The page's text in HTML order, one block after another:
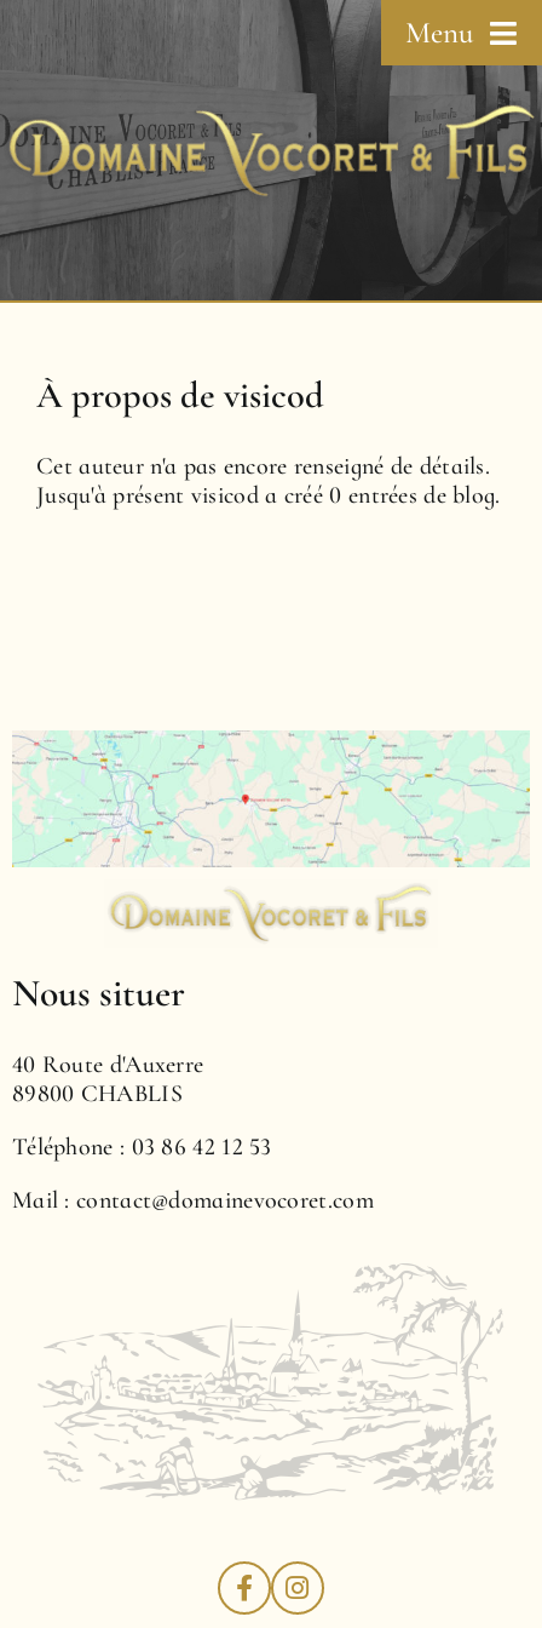
Passer
contenu
Menu
Accueil
Le domaine
La vigne
Contact
À propos devisicod
Cet auteur n'a pas encore renseigné de détails.
Jusqu'à présent visicod a créé 0 entrées de blog.
Nous situer
40 Route d'Auxerre
89800 CHABLIS
Téléphone : 03 86 42 12 53
Mail : contact@domainevocoret.com